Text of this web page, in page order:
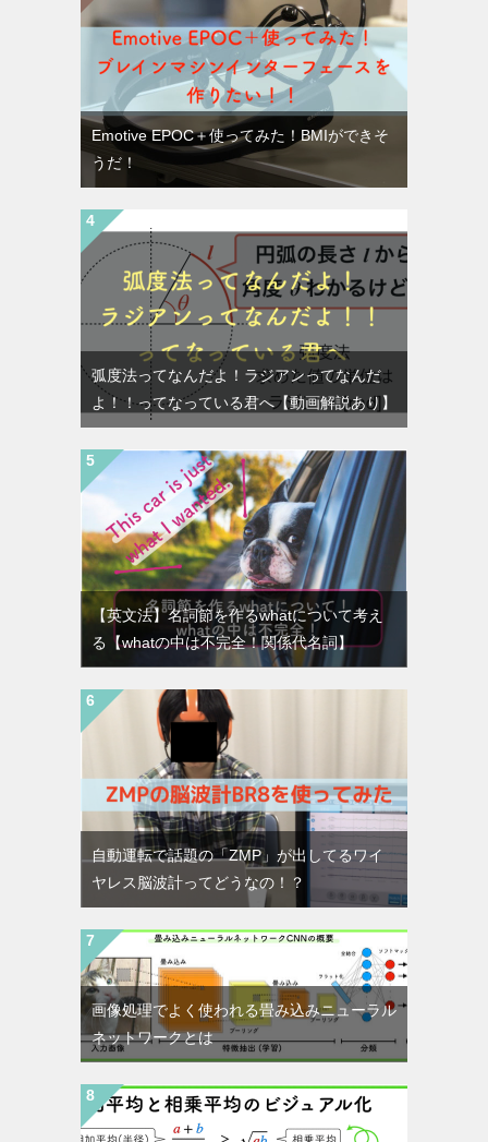
Emotive EPOC＋使ってみた！BMIができそ
うだ！
弧度法ってなんだよ！ラジアンってなんだ
よ！！ってなっている君へ【動画解説あり】
【英文法】名詞節を作るwhatについて考え
る【whatの中は不完全！関係代名詞】
自動運転で話題の「ZMP」が出してるワイ
ヤレス脳波計ってどうなの！？
画像処理でよく使われる畳み込みニューラル
ネットワークとは